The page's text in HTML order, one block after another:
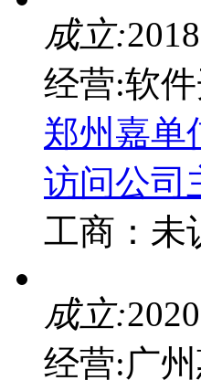
成立:
经营:软
郑州嘉单
访问公司
工商： 未
成立:
经营:广